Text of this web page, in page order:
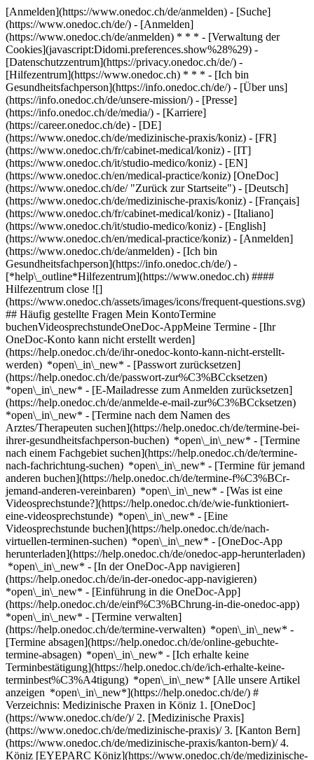
[Anmelden](https://www.onedoc.ch/de/anmelden) - [Suche]
(https://www.onedoc.ch/de/) - [Anmelden]
(https://www.onedoc.ch/de/anmelden) * * * - [Verwaltung der
Cookies](javascript:Didomi.preferences.show%28%29) -
[Datenschutzzentrum](https://privacy.onedoc.ch/de/) -
[Hilfezentrum](https://www.onedoc.ch) * * * - [Ich bin
Gesundheitsfachperson](https://info.onedoc.ch/de/) - [Über uns]
(https://info.onedoc.ch/de/unsere-mission/) - [Presse]
(https://info.onedoc.ch/de/media/) - [Karriere]
(https://career.onedoc.ch/de) - [DE]
(https://www.onedoc.ch/de/medizinische-praxis/koniz) - [FR]
(https://www.onedoc.ch/fr/cabinet-medical/koniz) - [IT]
(https://www.onedoc.ch/it/studio-medico/koniz) - [EN]
(https://www.onedoc.ch/en/medical-practice/koniz) [OneDoc]
(https://www.onedoc.ch/de/ "Zurück zur Startseite") - [Deutsch]
(https://www.onedoc.ch/de/medizinische-praxis/koniz) - [Français]
(https://www.onedoc.ch/fr/cabinet-medical/koniz) - [Italiano]
(https://www.onedoc.ch/it/studio-medico/koniz) - [English]
(https://www.onedoc.ch/en/medical-practice/koniz) - [Anmelden]
(https://www.onedoc.ch/de/anmelden) - [Ich bin
Gesundheitsfachperson](https://info.onedoc.ch/de/) -
[*help\_outline*Hilfezentrum](https://www.onedoc.ch) ####
Hilfezentrum close ![]
(https://www.onedoc.ch/assets/images/icons/frequent-questions.svg)
## Häufig gestellte Fragen Mein KontoTermine
buchenVideosprechstundeOneDoc-AppMeine Termine - [Ihr
OneDoc-Konto kann nicht erstellt werden]
(https://help.onedoc.ch/de/ihr-onedoc-konto-kann-nicht-erstellt-
werden) *open\_in\_new* - [Passwort zurücksetzen]
(https://help.onedoc.ch/de/passwort-zur%C3%BCcksetzen)
*open\_in\_new* - [E-Mailadresse zum Anmelden zurücksetzen]
(https://help.onedoc.ch/de/anmelde-e-mail-zur%C3%BCcksetzen)
*open\_in\_new* - [Termine nach dem Namen des
Arztes/Therapeuten suchen](https://help.onedoc.ch/de/termine-bei-
ihrer-gesundheitsfachperson-buchen) *open\_in\_new* - [Termine
nach einem Fachgebiet suchen](https://help.onedoc.ch/de/termine-
nach-fachrichtung-suchen) *open\_in\_new* - [Termine für jemand
anderen buchen](https://help.onedoc.ch/de/termine-f%C3%BCr-
jemand-anderen-vereinbaren) *open\_in\_new* - [Was ist eine
Videosprechstunde?](https://help.onedoc.ch/de/wie-funktioniert-
eine-videosprechstunde) *open\_in\_new* - [Eine
Videosprechstunde buchen](https://help.onedoc.ch/de/nach-
virtuellen-terminen-suchen) *open\_in\_new* - [OneDoc-App
herunterladen](https://help.onedoc.ch/de/onedoc-app-herunterladen)
*open\_in\_new* - [In der OneDoc-App navigieren]
(https://help.onedoc.ch/de/in-der-onedoc-app-navigieren)
*open\_in\_new* - [Einführung in die OneDoc-App]
(https://help.onedoc.ch/de/einf%C3%BChrung-in-die-onedoc-app)
*open\_in\_new* - [Termine verwalten](https://help.onedoc.ch/de/termine-verwalten) *open\_in\_new* - [Termine absagen](https://help.onedoc.ch/de/online-gebuchte-termine-absagen) *open\_in\_new* - [Ich erhalte keine Terminbestätigung](https://help.onedoc.ch/de/ich-erhalte-keine-terminbest%C3%A4tigung) *open\_in\_new* [Alle unsere Artikel anzeigen *open\_in\_new*](https://help.onedoc.ch/de/) # Verzeichnis: Medizinische Praxen in Köniz 1. [OneDoc](https://www.onedoc.ch/de/)/ 2. [Medizinische Praxis](https://www.onedoc.ch/de/medizinische-praxis)/ 3. [Kanton Bern](https://www.onedoc.ch/de/medizinische-praxis/kanton-bern)/ 4. Köniz [EYEPARC Köniz](https://www.onedoc.ch/de/medizinische-praxis/koniz/ebddz/eyeparc-koniz) Bläuacker 8, 3098 Köniz [Gurtenpraxis](https://www.onedoc.ch/de/medizinische-praxis/koniz/ebcwi/gurtenpraxis) Seftigenstrasse 307, 3084 Köniz [LIPOCURA Bern - Ihr Zentrum für Lipödem-Therapie](https://www.onedoc.ch/de/medizinische-praxis/koniz/ebc1f/lipocura-bern-ihr-zentrum-fur-lipodem-therapie) Waldeggstrasse 40c, 3097 Köniz [Praxis Dr. med. Baghdassarians Alexander](https://www.onedoc.ch/de/medizinische-praxis/koniz/en9u/praxis-dr-med-baghdassarians-alexander) Schwarzenburgstrasse 234, 3098 Köniz [Praxis Dr. med. Bischof Marius](https://www.onedoc.ch/de/medizinische-praxis/koniz/en69/praxis-dr-med-bischof-marius) Schwarzenburgstrasse 328, 3098 Köniz [Praxis Dr. med. Gerbig Andreas](https://www.onedoc.ch/de/medizinische-praxis/koniz/eson/praxis-dr-med-gerbig-andreas) Schwarzenburgstrasse 261, 3098 Köniz [Praxis Dr. med. Hug Adelheid](https://www.onedoc.ch/de/medizinische-praxis/koniz/eryr/praxis-dr-med-hug-adelheid) Schwarzenburgstrasse 234, 3098 Köniz [Praxis Dr. med. Lauber Patricia](https://www.onedoc.ch/de/medizinische-praxis/koniz/er05/praxis-dr-med-lauber-patricia) Schulhausgässli 7, 3098 Köniz [Praxis Dr. med. Räss Stephan](https://www.onedoc.ch/de/medizinische-praxis/koniz/esag/praxis-dr-med-rass-stephan) Schulhausgässli 4, 3098 Köniz [Praxis für Hausarztmedizin GmbH](https://www.onedoc.ch/de/medizinische-praxis/koniz/estc/praxis-fur-hausarztmedizin-gmbh) Mühlestrasse 18, 3173 Köniz ### Laden Sie die OneDoc-App herunter Buchen Sie online einen Termin bei einem Arzt, Zahnarzt oder Therapeuten in Ihrer Nähe in der Schweiz. Mit der OneDoc-App können Sie alle Ihre medizinischen Termine von Ihrem Handy aus verwalten, jederzeit und überall. ![QR-Code, der zum Apple App Store oder Google Play leitet, um die OneDoc Patienten-App zu laden](https://www.onedoc.ch/assets/images/download-app-qr.jpeg) Scannen Sie den QR-Code, um die App herunterzuladen [![Laden Sie unsere App im App Store herunter!](https://www.onedoc.ch/assets/images/app-store-badge-de.svg)](https://apps.apple.com/ch/app/onedoc/id1592376413?l=fr)[![Laden Sie unsere App im Google Play Store herunter!](https://www.onedoc.ch/assets/images/google-play-badge-de.png)](https://play.google.com/store/apps/details?id=ch.onedoc.patient&hl=fr-CH) *keyboard\_arrow\_right* ## Eine Gesundheitsfachperson finden [Facharzt für Allgemeine Innere Medizin](https://www.onedoc.ch/de/facharzt-fur-allgemeine-innere-medizin)[Hausarzt (Allgemeinmedizin)](https://www.onedoc.ch/de/hausarzt-allgemeinmedizin)[Gynäkologe (Frauenarzt und Geburtshelfer)](https://www.onedoc.ch/de/gynakologe-frauenarzt-und-geburtshelfer)[Augenarzt](https://www.onedoc.ch/de/augenarzt)[Physiotherapeut](https://www.onedoc.ch/de/physiotherapeut)[Masseur (klassische Massage)](https://www.onedoc.ch/de/masseur-klassische-massage)[Impfzentrum](https://www.onedoc.ch/de/impfzentrum)[Gesundheitsdienstleistungen der Apotheke](https://www.onedoc.ch/de/gesundheitsdienstleistungen-der-apotheke)[Hautarzt (Dermatologe)](https://www.onedoc.ch/de/hautarzt-dermatologe)[Osteopath](https://www.onedoc.ch/de/osteopath)[Spezialist für ästhetische Medizin](https://www.onedoc.ch/de/spezialist-fur-asthetische-medizin)[Reflexologietherapeut](https://www.onedoc.ch/de/reflexologietherapeut)[Manuelle Lymphdrainage Therapeut](https://www.onedoc.ch/de/manuelle-lymphdrainage-therapeut)[Zahnarzt](https://www.onedoc.ch/de/zahnarzt)[Kinderarzt](https://www.onedoc.ch/de/kinderarzt)[Medizinischer Masseur (Massage)](https://www.onedoc.ch/de/medizinischer-masseur-massage)[Kosmetiker](https://www.onedoc.ch/de/kosmetiker)[Augenoptiker](https://www.onedoc.ch/de/augenoptiker)[Dentalhygieniker](https://www.onedoc.ch/de/dentalhygieniker)[WAM/TEN Naturheilpraktiker](https://www.onedoc.ch/de/wam-ten-naturheilpraktiker)[Akupunkteur](https://www.onedoc.ch/de/akupunkteur)[Alle Fachrichtungen](https://www.onedoc.ch/de/fachgebiet) *keyboard\_arrow\_right* ## Eine Expertise finden [Vorsorgeuntersuchung | Check up](https://www.onedoc.ch/de/vorsorgeuntersuchung-check-up)[Augencheck | Untersuchung der Sehkraft | Visustest](https://www.onedoc.ch/de/augencheck-untersuchung-der-sehkraft-visustest)[Harnwegsinfektion | Zystitis | Blasenentzündung](https://www.onedoc.ch/de/harnwegsinfektion-zystitis-blasenentzundung)[Grippeimpfung](https://www.onedoc.ch/de/grippeimpfung)[Allergie | AllergoTest | Allergieabklärung](https://www.onedoc.ch/de/allergie-allergotest-allergieabklarung)[Glaukom | Grüner Star](https://www.onedoc.ch/de/glaukom-gruner-star)[Impfberatung](https://www.onedoc.ch/de/impfberatung)[Katarakt | Grauer Star](https://www.onedoc.ch/de/katarakt-grauer-star)[Verhütung](https://www.onedoc.ch/de/verhutung)[Herz-Kreislauf-Prävention | CardioCheck](https://www.onedoc.ch/de/herz-kreislauf-pravention-cardiocheck)[Verkehrsmedizinische Kontrolluntersuchung STUFE 1](https://www.onedoc.ch/de/verkehrsmedizinische-kontrolluntersuchung-stufe-1)[Trockene Augen](https://www.onedoc.ch/de/trockene-augen)[Vorsorgeuntersuchung Humane Papillomaviren (HPV) | PAP Abstrich](https://www.onedoc.ch/de/vorsorgeuntersuchung-humane-papillomaviren-hpv-pap-abstrich)[Zeckenimpfung (FSME)](https://www.onedoc.ch/de/zeckenimpfung-fsme)[Aktualisierung des Impfbuchs](https://www.onedoc.ch/de/aktualisierung-des-impfbuchs)[Grippe | Influenza | Grippesymptome | Schnupfen](https://www.onedoc.ch/de/grippe-influenza-grippesymptome-schnupfen)[Messung des Blutdrucks](https://www.onedoc.ch/de/messung-des-blutdrucks)[Wechseljahre | Menopause](https://www.onedoc.ch/de/wechseljahre-menopause)[Brille](https://www.onedoc.ch/de/brille)[Schwangerschaftsvorsorge | Schwangerschaftsuntersuchung](https://www.onedoc.ch/de/schwangerschaftsvorsorge-schwangerschaftsuntersuchung)[Altersbedingte Makuladegeneration | AMD](https://www.onedoc.ch/de/altersbedingte-makuladegeneration-amd)[Alle Expertisen](https://www.onedoc.ch/de/expertisen) *keyboard\_arrow\_right* ## Verzeichnis der Einrichtungen [Medizinische Praxis](https://www.onedoc.ch/de/medizinische-praxis)[Medizinisches Zentrum](https://www.onedoc.ch/de/medizinisches-zentrum)[Gruppenpraxis](https://www.onedoc.ch/de/gruppenpraxis)[Zahnarztpraxis](https://www.onedoc.ch/de/zahnarztpraxis)[Apotheke](https://www.onedoc.ch/de/apotheke)[Osteopathiepraxis](https://www.onedoc.ch/de/osteopathiepraxis)[Physiotherapiepraxis](https://www.onedoc.ch/de/physiotherapiepraxis)[Medizinische Gruppe](https://www.onedoc.ch/de/medizinische-gruppe)[Zahnklinik](https://www.onedoc.ch/de/zahnklinik)[Gesundheitszentrum](https://www.onedoc.ch/de/gesundheitszentrum)[Optikgeschäft](https://www.onedoc.ch/de/optikgeschaft)[Hörzentrum](https://www.onedoc.ch/de/horzentrum)[Klinik](https://www.onedoc.ch/de/klinik)[Spital](https://www.onedoc.ch/de/spital)[Medizinisches und Zahnmedizinisches Zentrum](https://www.onedoc.ch/de/medizinisches-und-zahnmedizinisches-zentrum)[Pflegezentrum](https://www.onedoc.ch/de/pflegezentrum)[Medizinisches Labor](https://www.onedoc.ch/de/medizinisches-labor)[Praxis für Alternative Medizin](https://www.onedoc.ch/de/praxis-fur-alternative-medizin)[Medizinisches Bildgebungszentrum](https://www.onedoc.ch/de/medizinisches-bildgebungszentrum) *keyboard\_arrow\_right* ## Häufige Fachgebiete [Facharzt für Allgemeine Innere Medizin in Zürich](https://www.onedoc.ch/de/facharzt-fur-allgemeine-innere-medizin/zurich)[Gynäkologe (Frauenarzt und Geburtshelfer) in Zürich](https://www.onedoc.ch/de/gynakologe-frauenarzt-und-geburtshelfer/zurich)[Augenarzt in Zürich](https://www.onedoc.ch/de/augenarzt/zurich)[Masseur (klassische Massage) in Zürich](https://www.onedoc.ch/de/masseur-klassische-massage/zurich)[Physiotherapeut in Zürich](https://www.onedoc.ch/de/physiotherapeut/zurich)[Hausarzt (Allgemeinmedizin) in Zürich](https://www.onedoc.ch/de/hausarzt-allgemeinmedizin/zurich)[Hautarzt (Dermatologe) in Zürich](https://www.onedoc.ch/de/hautarzt-dermatologe/zurich)[Impfzentrum in Zürich](https://www.onedoc.ch/de/impfzentrum/zurich)[Physiotherapeut in Basel](https://www.onedoc.ch/de/physiotherapeut/basel)[Spezialist für ästhetische Medizin in Zürich](https://www.onedoc.ch/de/spezialist-fur-asthetische-medizin/zurich)[Hausarzt (Allgemeinmedizin) in Bern](https://www.onedoc.ch/de/hausarzt-allgemeinmedizin/bern)[Reflexologietherapeut in Zürich](https://www.onedoc.ch/de/reflexologietherapeut/zurich)[Gynäkologe (Frauenarzt und Geburtshelfer) in Bern](https://www.onedoc.ch/de/gynakologe-frauenarzt-und-geburtshelfer/bern)[Medizinischer Masseur (Massage) in Zürich](https://www.onedoc.ch/de/medizinischer-masseur-massage/zurich)[Physiotherapeut in Winterthur](https://www.onedoc.ch/de/physiotherapeut/winterthur)[Osteopath in Zürich](https://www.onedoc.ch/de/osteopath/zurich)[Physiotherapeut in Bern](https://www.onedoc.ch/de/physiotherapeut/bern)[Gastroenterologe in Zürich](https://www.onedoc.ch/de/gastroenterologe/zurich)[Neurologe in Zürich](https://www.onedoc.ch/de/neurologe/zurich)[Hausarzt (Allgemeinmedizin) in Winterthur](https://www.onedoc.ch/de/hausarzt-allgemeinmedizin/winterthur)[Zahnarzt in Zürich](https://www.onedoc.ch/de/zahnarzt/zurich) *keyboard\_arrow\_right* ## Häufige Expertisen [Vorsorgeuntersuchung | Check up in Zürich](https://www.onedoc.ch/de/vorsorgeuntersuchung-check-up/zurich)[Harnwegsinfektion | Zystitis | Blasenentzündung in Zürich]